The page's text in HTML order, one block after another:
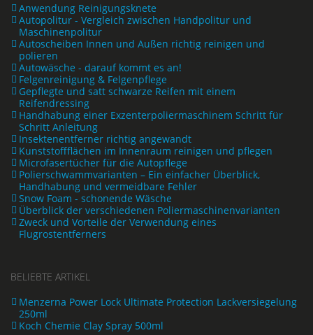
Anwendung Reinigungsknete
Autopolitur - Vergleich zwischen Handpolitur und
Maschinenpolitur
Autoscheiben Innen und Außen richtig reinigen und
polieren
Autowäsche - darauf kommt es an!
Felgenreinigung & Felgenpflege
Gepflegte und satt schwarze Reifen mit einem
Reifendressing
Handhabung einer Exzenterpoliermaschinem Schritt für
Schritt Anleitung
Insektenentferner richtig angewandt
Kunststoffflächen im Innenraum reinigen und pflegen
Microfasertücher für die Autopflege
Polierschwammvarianten – Ein einfacher Überblick,
Handhabung und vermeidbare Fehler
Snow Foam - schonende Wäsche
Überblick der verschiedenen Poliermaschinenvarianten
Zweck und Vorteile der Verwendung eines
Flugrostentferners
BELIEBTE ARTIKEL
Menzerna Power Lock Ultimate Protection Lackversiegelung
250ml
Koch Chemie Clay Spray 500ml